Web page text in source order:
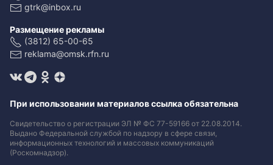
gtrk@inbox.ru
Размещение рекламы
(3812) 65-00-65
reklama@omsk.rfn.ru
При использовании материалов ссылка обязательна
Свидетельство о регистрации ЭЛ № ФС 77-59166 от 22.08.2014.
Выдано Федеральной службой по надзору в сфере связи,
информационных технологий и массовых коммуникаций
(Роскомнадзор).